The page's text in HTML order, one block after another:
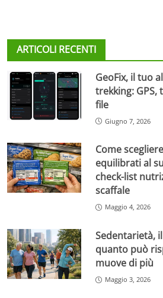
ARTICOLI RECENTI
GeoFix, il tuo
trekking: GPS,
file
Giugno 7, 2026
Come
equilibrati al
check-list
scaffale
Maggio 4, 2026
Sedentarietà,
quanto può
muove di più
Maggio 3, 2026